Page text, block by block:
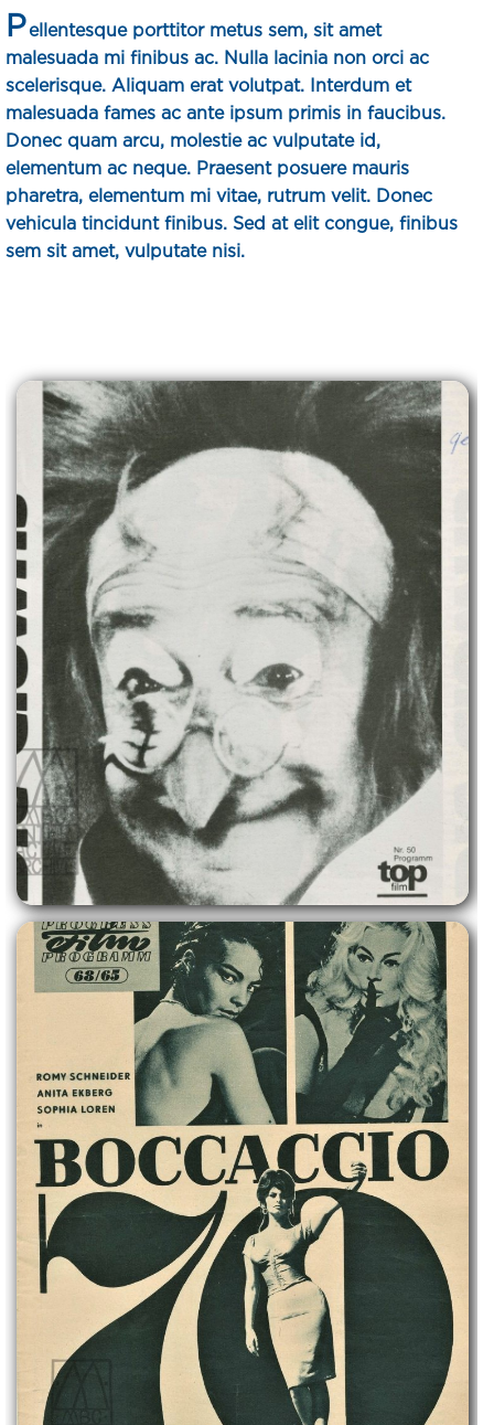
Pellentesque porttitor metus sem, sit amet
malesuada mi finibus ac. Nulla lacinia non orci ac
scelerisque. Aliquam erat volutpat. Interdum et
malesuada fames ac ante ipsum primis in faucibus.
Donec quam arcu, molestie ac vulputate id,
elementum ac neque. Praesent posuere mauris
pharetra, elementum mi vitae, rutrum velit. Donec
vehicula tincidunt finibus. Sed at elit congue, finibus
sem sit amet, vulputate nisi.